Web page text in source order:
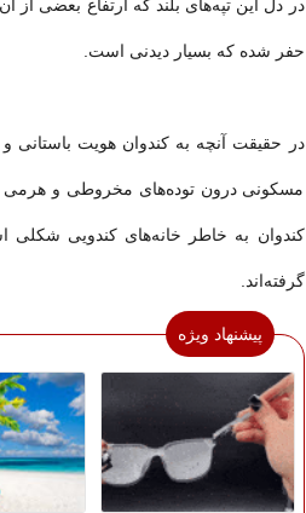
حفر شده که بسیار دیدنی است.
مسکونی درون توده‌های مخروطی و
کندوان به خاطر خانه‌های کندویی
گرفته‌اند.
پیشنهاد ویژه